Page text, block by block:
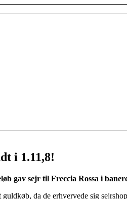
i 1.11,8!
gav sejr til Freccia Rossa i
da de erhvervede sig